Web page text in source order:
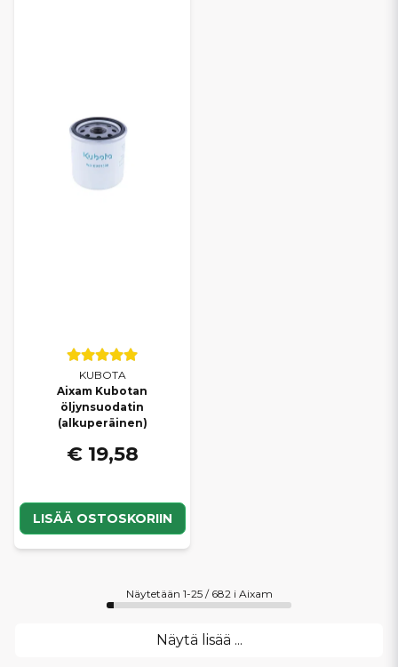
KUBOTA
Aixam Kubotan
öljynsuodatin
(alkuperäinen)
€ 19,58
LISÄÄ OSTOSKORIIN
Näytetään 1-25 / 682 i Aixam
Näytä lisää ...